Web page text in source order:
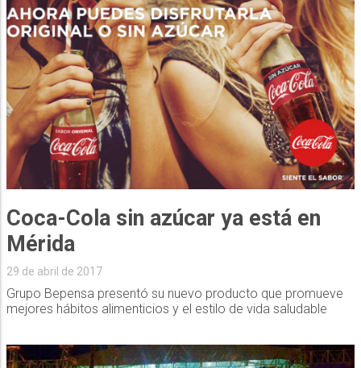
Coca-Cola sin azúcar ya está en
Mérida
29 de abril de 2017
Grupo Bepensa presentó su nuevo producto que promueve
mejores hábitos alimenticios y el estilo de vida saludable